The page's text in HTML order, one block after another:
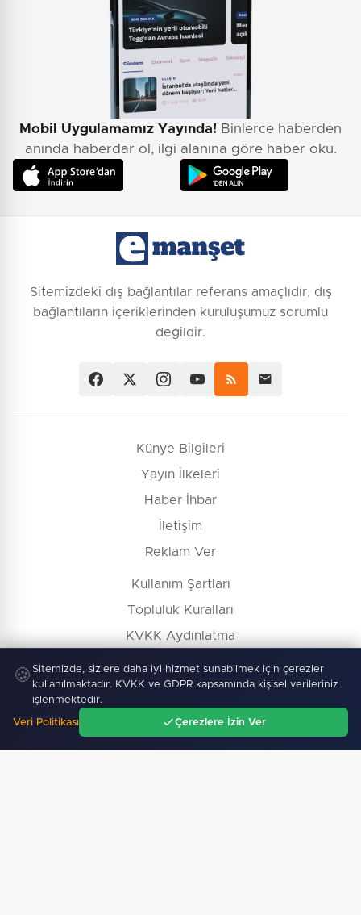
Mobil Uygulamamız Yayında! Binlerce haberden
anında haberdar ol, ilgi alanına göre haber oku.
Sitemizdeki dış bağlantılar referans amaçlıdır, dış
bağlantıların içeriklerinden kuruluşumuz sorumlu
değildir.
Künye Bilgileri
Yayın İlkeleri
Haber İhbar
İletişim
Reklam Ver
Kullanım Şartları
Topluluk Kuralları
KVKK Aydınlatma
Çerez Politikası
İçerik Kaldırma / Düzeltme
🍪 Sitemizde, sizlere daha iyi hizmet sunabilmek için çerezler
kullanılmaktadır. KVKK ve GDPR kapsamında kişisel verileriniz
işlenmektedir.
Veri Politikası Çerezlere İzin Ver
Gündem Ara Menü